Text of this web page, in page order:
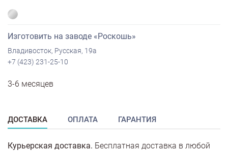
Изготовить на заводе «Роскошь»
Владивосток, Русская, 19а
+7 (423) 231-25-10
3-6 месяцев
ДОСТАВКА ОПЛАТА ГАРАНТИЯ
Курьерская доставка. Бесплатная доставка в любой